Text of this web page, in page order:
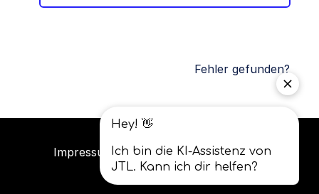
Fehler gefunden?
Impressum Datenschutz AGB